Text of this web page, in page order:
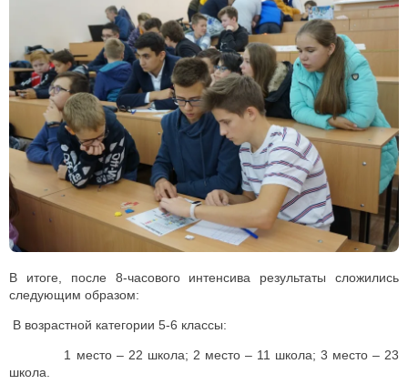
В итоге, после 8-часового интенсива результаты сложились
следующим образом:
В возрастной категории 5-6 классы:
1 место – 22 школа; 2 место – 11 школа; 3 место – 23
школа.